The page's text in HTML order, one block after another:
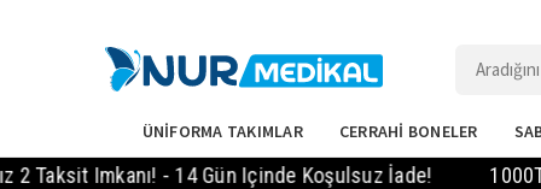
ÜNİFORMA TAKIMLAR CERRAHİ BONELER
Imkanı! - 14 Gün Içinde Koşulsuz İade! 1000TL